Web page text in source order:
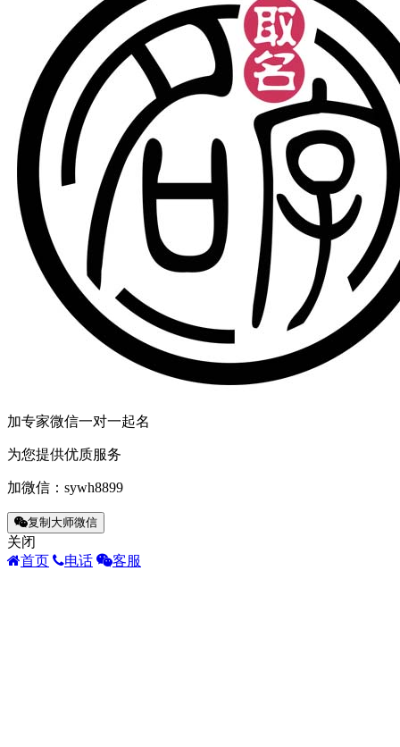
加专家微信一对一起名
为您提供优质服务
加微信： sywh8899
复制大师微信
关闭
首页
电话 客服